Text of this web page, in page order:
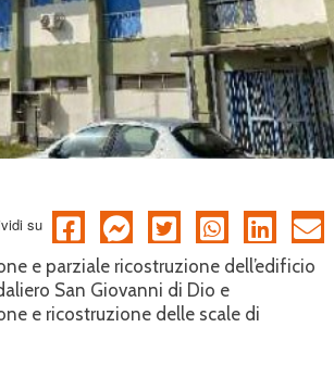
su
e parziale ricostruzione dell’edificio
San Giovanni di Dio e
e ricostruzione delle scale di